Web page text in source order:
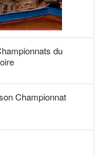
du
Championnat